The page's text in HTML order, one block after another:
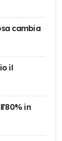
cambia
il
in